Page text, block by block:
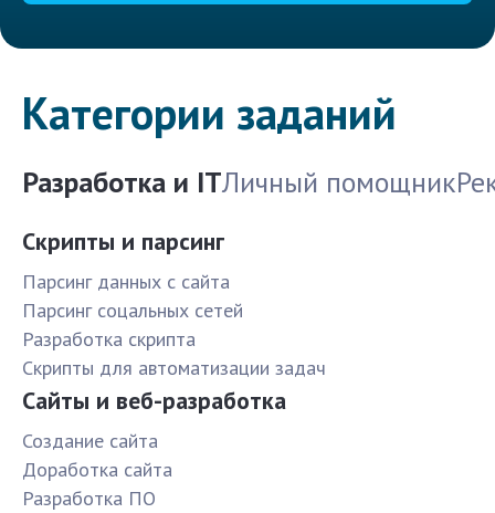
Категории заданий
Разработка и ITЛичный помощник
Скрипты и парсинг
Парсинг данных с сайта
Парсинг соцальных сетей
Разработка скрипта
Скрипты для автоматизации задач
Сайты и веб-разработка
Создание сайта
Доработка сайта
Разработка ПО